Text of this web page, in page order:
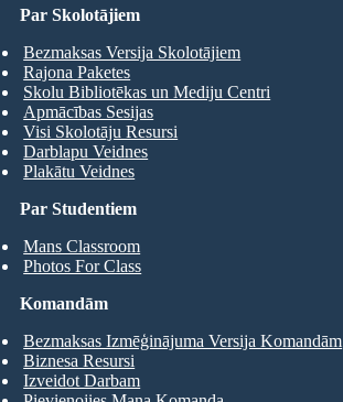
Par Studentiem
Mans Classroom
Photos For Class
Par Skolotājiem
Bezmaksas Versija Skolotājiem
Rajona Paketes
Skolu Bibliotēkas un Mediju Centri
Apmācības Sesijas
Visi Skolotāju Resursi
Darblapu Veidnes
Plakātu Veidnes
Komandām
Bezmaksas Izmēģinājuma Versija Komandām
Biznesa Resursi
Izveidot Darbam